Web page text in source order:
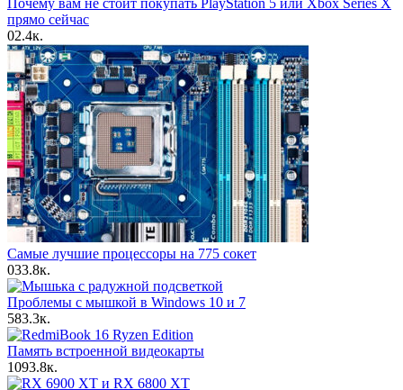
прямо сейчас
02.4к.
Самые лучшие процессоры на 775 сокет
033.8к.
Проблемы с мышкой в Windows 10 и 7
583.3к.
Память встроенной видеокарты
1093.8к.